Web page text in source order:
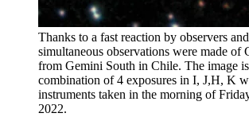
Thanks to a fast reaction by observers
simultaneous observations were made of
from Gemini South in Chile. The image
combination of 4 exposures in I, J,H, K
instruments taken in the morning of
2022.